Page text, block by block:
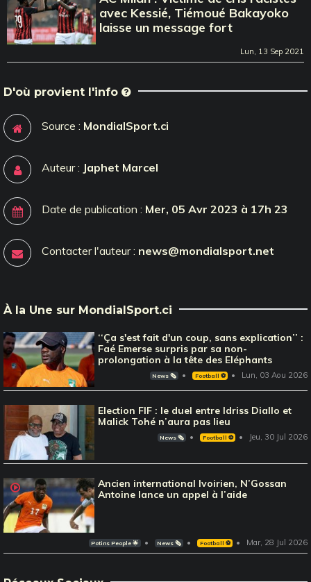
avec Kessié, Tiémoué Bakayoko
laisse un message fort
Lun, 13 Sep 2021
D'où provient l'info
Source : MondialSport.ci
Auteur : Japhet Marcel
Date de publication : Mer, 05 Avr 2023 à 17h 23
Contacter l'auteur : news@mondialsport.net
À la Une sur MondialSport.ci
‘‘Ça s'est fait d'un coup, sans explication’’ :
Faé Emerse surpris par sa non-
prolongation à la tête des Eléphants
News 🗞️ Football ⚽️ Lun, 03 Aou 2026
Election FIF : le duel entre Idriss Diallo et
Malick Tohé n’aura pas lieu
News 🗞️ Football ⚽️ Jeu, 30 Jul 2026
Ancien international Ivoirien, N’Gossan
Antoine lance un appel à l’aide
Potins People 🌟 News 🗞️ Football ⚽️ Mar, 28 Jul 2026